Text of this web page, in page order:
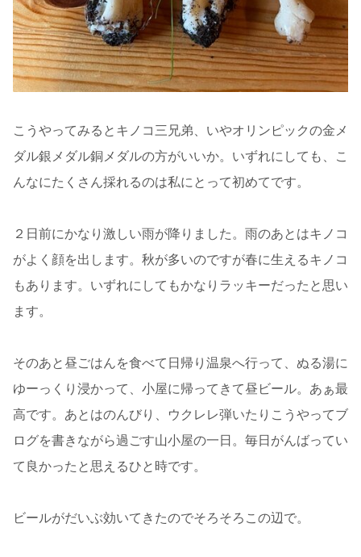
こうやってみるとキノコ三兄弟、いやオリンピックの金メ
ダル銀メダル銅メダルの方がいいか。いずれにしても、こ
んなにたくさん採れるのは私にとって初めてです。
２日前にかなり激しい雨が降りました。雨のあとはキノコ
がよく顔を出します。秋が多いのですが春に生えるキノコ
もあります。いずれにしてもかなりラッキーだったと思い
ます。
そのあと昼ごはんを食べて日帰り温泉へ行って、ぬる湯に
ゆーっくり浸かって、小屋に帰ってきて昼ビール。あぁ最
高です。あとはのんびり、ウクレレ弾いたりこうやってブ
ログを書きながら過ごす山小屋の一日。毎日がんばってい
て良かったと思えるひと時です。
ビールがだいぶ効いてきたのでそろそろこの辺で。